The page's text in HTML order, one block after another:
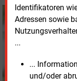
Identifikatoren
Adressen sowie
...
...
und/oder